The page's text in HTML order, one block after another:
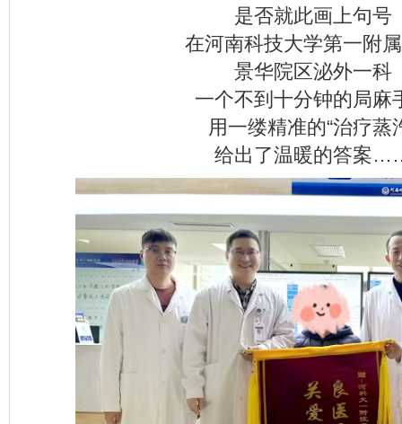
是否就此画上句号
在河南科技大学第一附
景华院区泌外一科
一个不到十分钟的局麻
用一缕精准的“治疗蒸
给出了温暖的答案